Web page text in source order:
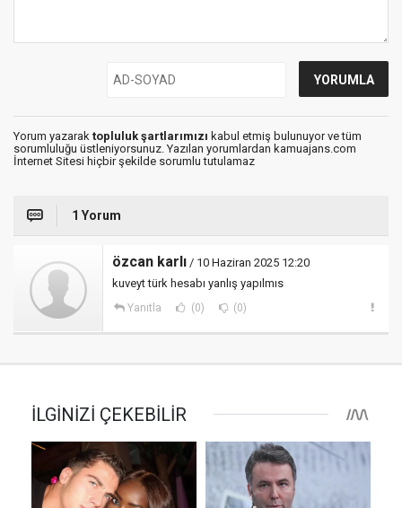
Yorum yazarak topluluk şartlarımızı kabul etmiş bulunuyor ve tüm
sorumluluğu üstleniyorsunuz. Yazılan yorumlardan kamuajans.com
İnternet Sitesi hiçbir şekilde sorumlu tutulamaz
1 Yorum
özcan karlı / 10 Haziran 2025 12:20
kuveyt türk hesabı yanlış yapılmıs
Yanıtla (0) (0)